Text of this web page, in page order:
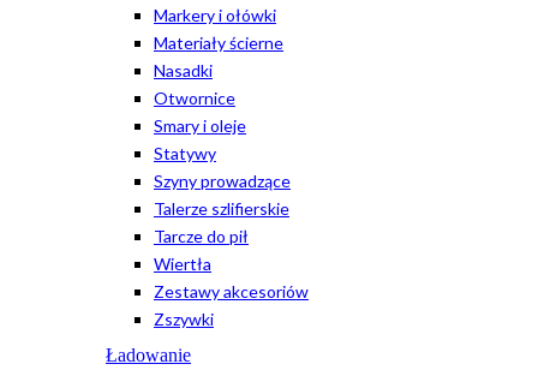
Markery i ołówki
Materiały ścierne
Nasadki
Otwornice
Smary i oleje
Statywy
Szyny prowadzące
Talerze szlifierskie
Tarcze do pił
Wiertła
Zestawy akcesoriów
Zszywki
Ładowanie